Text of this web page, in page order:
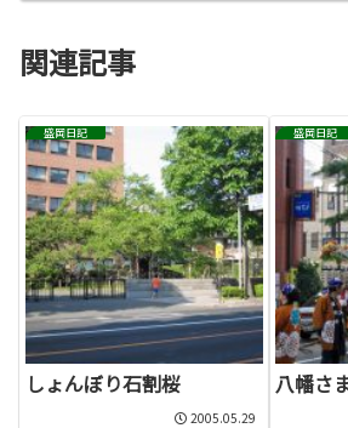
関連記事
盛岡日記
しょんぼり石割桜
2005.05.29
盛岡日記
八幡さ